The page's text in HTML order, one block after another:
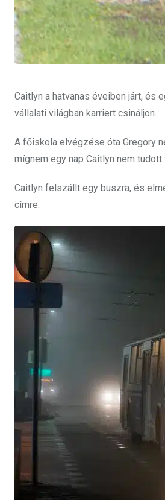
Caitlyn a hatvanas éveiben járt, és
vállalati világban karriert csináljon.
A főiskola elvégzése óta Gregory
mígnem egy nap Caitlyn nem
Caitlyn felszállt egy buszra, és
címre.